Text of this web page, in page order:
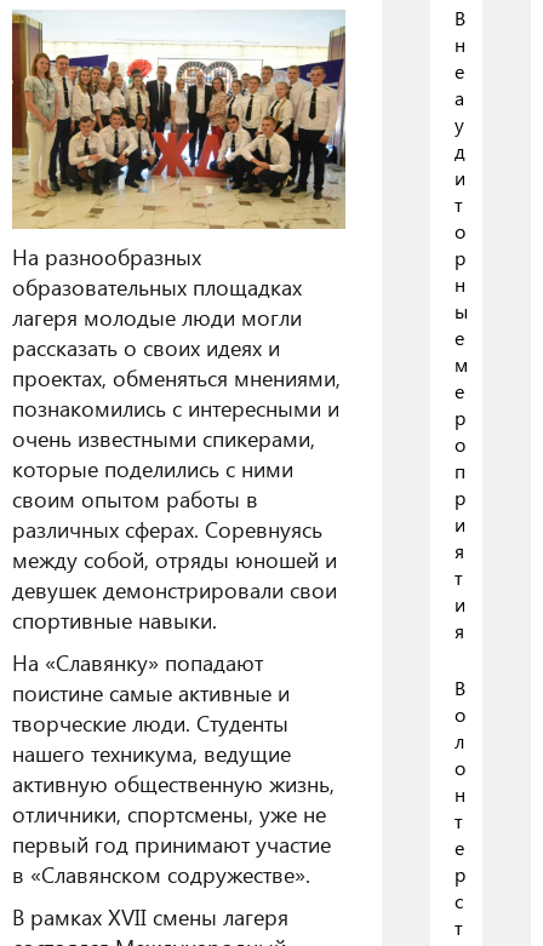
На разнообразных
образовательных площадках
лагеря молодые люди могли
рассказать о своих идеях и
проектах, обменяться мнениями,
познакомились с интересными и
очень известными спикерами,
которые поделились с ними
своим опытом работы в
различных сферах. Соревнуясь
между собой, отряды юношей и
девушек демонстрировали свои
спортивные навыки.
На «Славянку» попадают
поистине самые активные и
творческие люди. Студенты
нашего техникума, ведущие
активную общественную жизнь,
отличники, спортсмены, уже не
первый год принимают участие
в «Славянском содружестве».
В рамках XVII смены лагеря
В
н
е
а
у
д
и
т
о
р
н
ы
е
м
е
р
о
п
р
и
я
т
и
я
В
о
л
о
н
т
е
р
с
т